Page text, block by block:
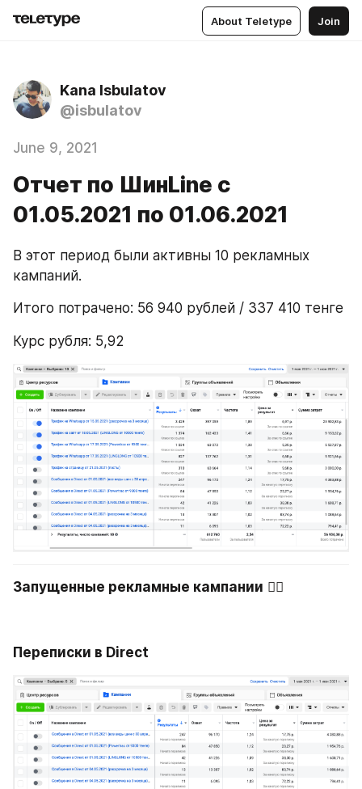
About Teletype Join
Kana Isbulatov
@isbulatov
June 9, 2021
Отчет по ШинLine с
01.05.2021 по 01.06.2021
В этот период были активны 10 рекламных
кампаний.
Итого потрачено: 56 940 рублей / 337 410 тенге
Курс рубля: 5,92
Запущенные рекламные кампании 👇🏻
Переписки в Direct